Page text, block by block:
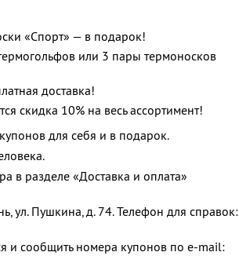
«Спорт» — в подарок!
или 3 пары термоносков
доставка!
скидка 10% на весь ассортимент!
для себя и в подарок.
в разделе «Доставка и оплата»
ул. Пушкина, д. 74. Телефон для справок:
и сообщить номера купонов по e-mail: